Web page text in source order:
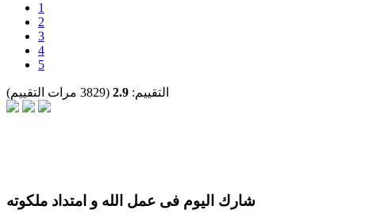
1
2
3
4
5
التقييم: 2.9 (3829 مرات التقييم)
شارك اليوم فى عمل الله و امتداد ملكوته